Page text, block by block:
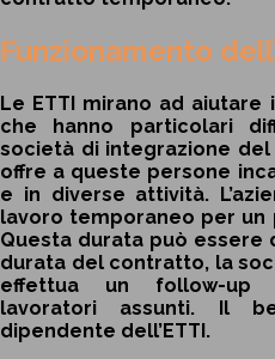
Funzionamento
Le ETTI mirano ad
che hanno particolari
società di integrazione
offre a queste persone
e in diverse attività.
lavoro temporaneo per
Questa durata può essere
durata del contratto, la
effettua un follow-up
lavoratori assunti. Il
dipendente dell’ETTI.